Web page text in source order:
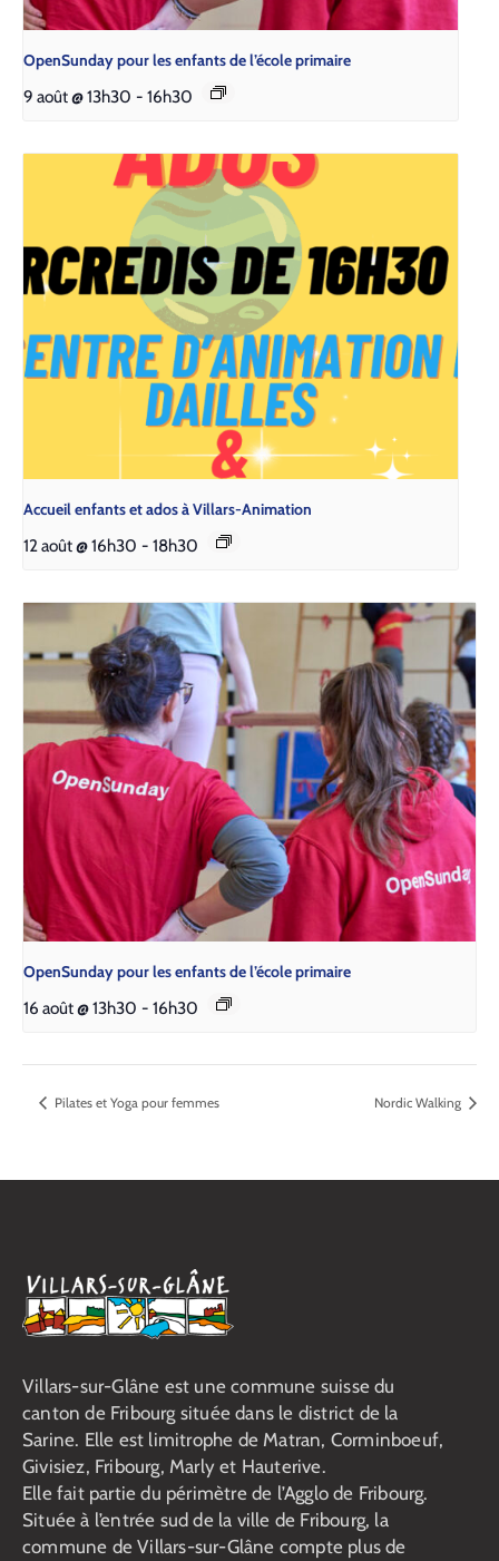
Open­Sun­day pour les enfants de l’é­cole pri­maire
9 août @ 13h30 - 16h30
Accueil enfants et ados à Villars-Animation
12 août @ 16h30 - 18h30
Open­Sun­day pour les enfants de l’é­cole pri­maire
16 août @ 13h30 - 16h30
Pilates et Yoga pour femmes Nordic Walking
Villars-sur-Glâne est une commune suisse du
canton de Fribourg située dans le district de la
Sarine. Elle est limitrophe de Matran, Corminboeuf,
Givisiez, Fribourg, Marly et Hauterive.
Elle fait partie du périmètre de l’Agglo de Fribourg.
Située à l’entrée sud de la ville de Fribourg, la
commune de Villars-sur-Glâne compte plus de